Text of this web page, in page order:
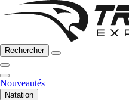
Rechercher
Nouveautés
Natation